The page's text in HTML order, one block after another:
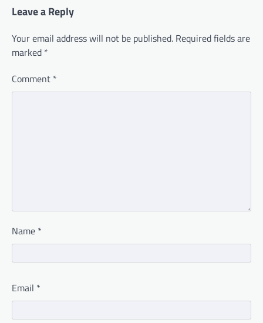
Leave a Reply
Your email address will not be published. Required fields are
marked *
Comment *
Name *
Email *